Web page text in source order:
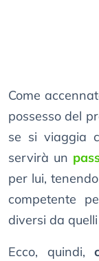
Come
possesso del
se si viaggia
servirà un
per lui,
competente
diversi da
Ecco, quindi,